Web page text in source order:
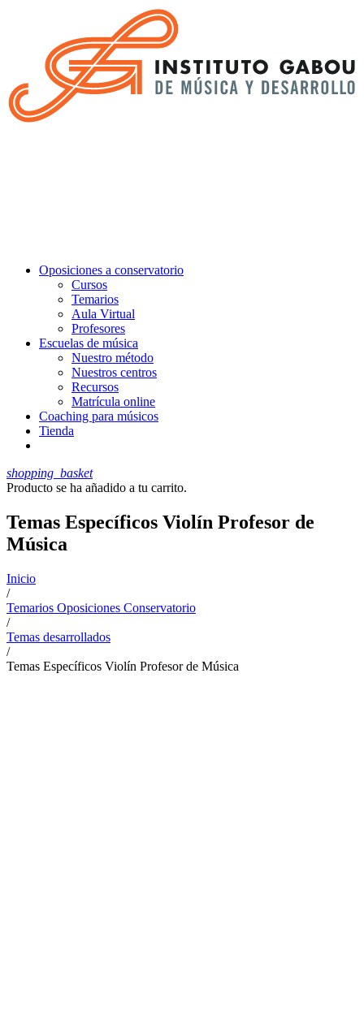
Oposiciones a conservatorio
Cursos
Temarios
Aula Virtual
Profesores
Escuelas de música
Nuestro método
Nuestros centros
Recursos
Matrícula online
Coaching para músicos
Tienda
shopping_basket
Producto se ha añadido a tu carrito.
Temas Específicos Violín Profesor de
Música
Inicio
/
Temarios Oposiciones Conservatorio
/
Temas desarrollados
/
Temas Específicos Violín Profesor de Música